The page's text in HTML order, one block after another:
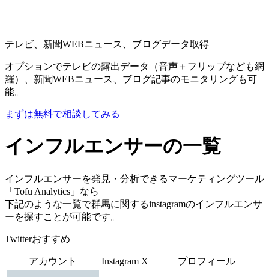
テレビ、新聞WEBニュース、ブログデータ取得
オプションでテレビの露出データ（音声＋フリップなども網
羅）、新聞WEBニュース、ブログ記事のモニタリングも可
能。
まずは無料で相談してみる
インフルエンサーの一覧
インフルエンサーを発見・分析できるマーケティングツール
「Tofu Analytics」なら
下記のような一覧で群馬に関するinstagramのインフルエンサ
ーを探すことが可能です。
Twitterおすすめ
アカウント Instagram X プロフィール